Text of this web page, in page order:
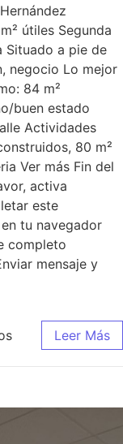
útiles Segunda
Situado a pie de
negocio Lo mejor
84 m²
buen estado
Actividades
80 m²
Ver más Fin del
activa
este
tu navegador
completo
mensaje y
Leer Más